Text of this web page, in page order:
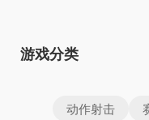
游戏分类
动作射击